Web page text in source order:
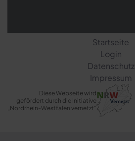
Startseite
Login
Datenschutz
Impressum
Diese Webseite wird
gefördert durch die Initiative
„Nordrhein-Westfalen vernetzt“